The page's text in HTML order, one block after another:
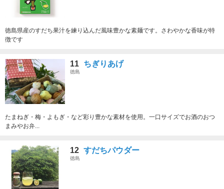
徳島県産のすだち果汁を練り込んだ風味豊かな素麺です。さわやかな香味が特
徴です
11 ちぎりあげ
徳島
たまねぎ・梅・よもぎ・など彩り豊かな素材を使用。一口サイズでお酒のおつ
まみやお弁...
12 すだちパウダー
徳島